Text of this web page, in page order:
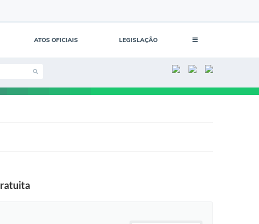
ATOS OFICIAIS LEGISLAÇÃO